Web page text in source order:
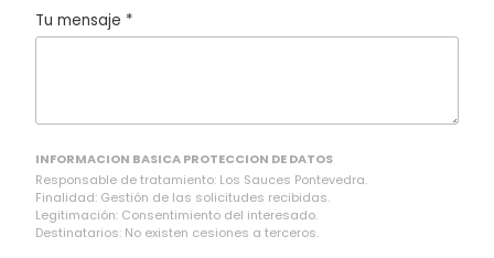
Tu mensaje *
INFORMACION BASICA PROTECCION DE DATOS
Responsable de tratamiento: Los Sauces Pontevedra.
Finalidad: Gestión de las solicitudes recibidas.
Legitimación: Consentimiento del interesado.
Destinatarios: No existen cesiones a terceros.